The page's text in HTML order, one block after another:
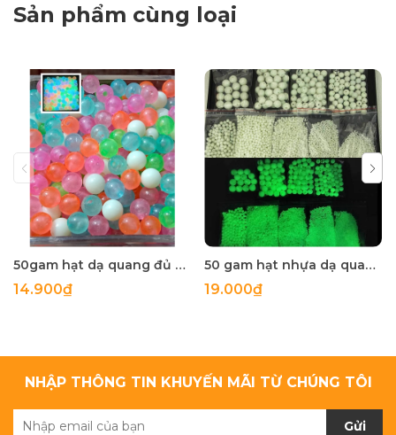
Sản phẩm cùng loại
50gam hạt dạ quang đủ màu 6mm, 8mm, 10mm, 12mm, hạt nhựa tròn
14.900₫
50 gam hạt nhựa dạ quang tròn đủ size 4mm, 5mm, 6mm, 8mm, 10mm, 12mm, 14mm, 16mm ,18mm , 10mm, 22mm, 25mm
19.000₫
NHẬP THÔNG TIN KHUYẾN MÃI TỪ CHÚNG TÔI
Gửi